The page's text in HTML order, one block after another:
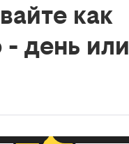
как
день или